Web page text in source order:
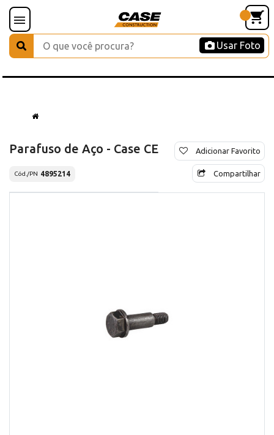
Usar Foto
Parafuso de Aço - Case CE
Cód./PN 4895214
Adicionar Favorito
Compartilhar